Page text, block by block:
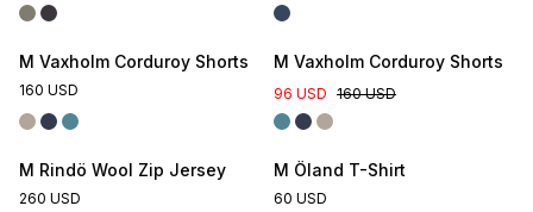
M Vaxholm Corduroy Shorts
160 USD
M Vaxholm Corduroy Shorts
96 USD 160 USD
M Rindö Wool Zip Jersey
260 USD
M Öland T-Shirt
60 USD